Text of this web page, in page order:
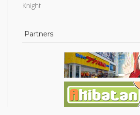
Knight
Partners